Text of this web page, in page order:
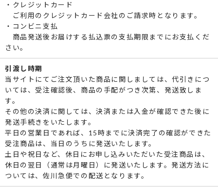
・クレジットカード
ご利用のクレジットカード会社のご請求時となります。
・コンビニ支払
商品発送後お届けする払込票の支払期限までにお支払くだ
さい。
引渡し時期
当サイトにてご注文頂いた商品に関しましては、代引きにつ
いては、受注確認後、商品の手配がつき次第、発送致しま
す。
その他の決済に関しては、決済または入金が確認できた後に
発送手続きをいたします。
平日の営業日であれば、15時までに決済完了の確認ができた
受注商品は、当日のうちに発送いたします。
土日や祝日など、休日にお申し込みいただいた受注商品は、
休日の翌日（通常は月曜日）に発送いたします。発送方法に
ついては、佐川急便での配送となります。